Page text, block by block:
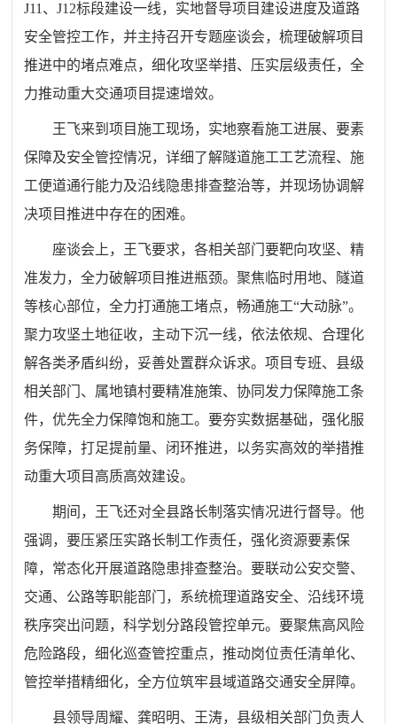
J11、J12标段建设一线，实地督导项目建设进度及道路
安全管控工作，并主持召开专题座谈会，梳理破解项目
推进中的堵点难点，细化攻坚举措、压实层级责任，全
力推动重大交通项目提速增效。
王飞来到项目施工现场，实地察看施工进展、要素
保障及安全管控情况，详细了解隧道施工工艺流程、施
工便道通行能力及沿线隐患排查整治等，并现场协调解
决项目推进中存在的困难。
座谈会上，王飞要求，各相关部门要靶向攻坚、精
准发力，全力破解项目推进瓶颈。聚焦临时用地、隧道
等核心部位，全力打通施工堵点，畅通施工“大动脉”。
聚力攻坚土地征收，主动下沉一线，依法依规、合理化
解各类矛盾纠纷，妥善处置群众诉求。项目专班、县级
相关部门、属地镇村要精准施策、协同发力保障施工条
件，优先全力保障饱和施工。要夯实数据基础，强化服
务保障，打足提前量、闭环推进，以务实高效的举措推
动重大项目高质高效建设。
期间，王飞还对全县路长制落实情况进行督导。他
强调，要压紧压实路长制工作责任，强化资源要素保
障，常态化开展道路隐患排查整治。要联动公安交警、
交通、公路等职能部门，系统梳理道路安全、沿线环境
秩序突出问题，科学划分路段管控单元。要聚焦高风险
危险路段，细化巡查管控重点，推动岗位责任清单化、
管控举措精细化，全方位筑牢县域道路交通安全屏障。
县领导周耀、龚昭明、王涛，县级相关部门负责人